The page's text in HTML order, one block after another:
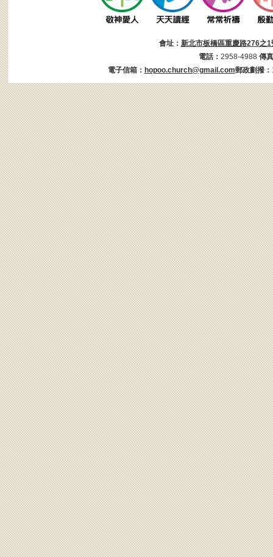
會址： 新北市板橋區重慶路276之1
電話： 2958-4988 傳
電子信箱： hopoo.church@gmail.com郵政劃撥：